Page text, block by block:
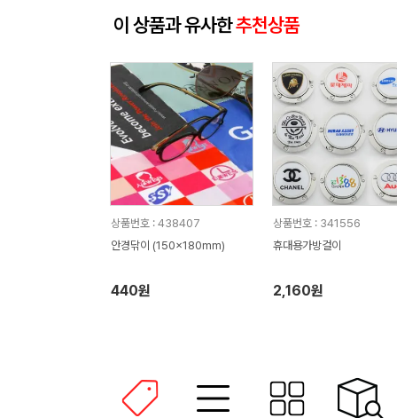
이 상품과 유사한추천상품
상품번호 : 438407
안경닦이 (150x180mm)
440원
상품번호 : 341556
휴대용가방걸이
2,160원